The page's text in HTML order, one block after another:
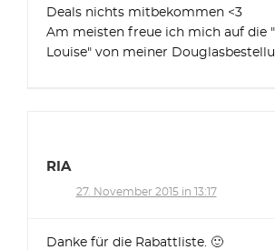
Deals nichts mitbekommen <3
Am meisten freue ich mich auf die
Louise" von meiner
RIA
27. November 2015 in 13:17
Danke für die Rabattliste. 🙂